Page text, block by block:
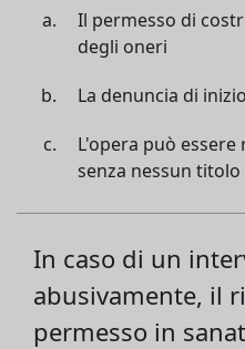
Il permesso di
degli oneri
La denuncia di
L'opera può
senza nessun
In caso di un
abusivamente, il
permesso in